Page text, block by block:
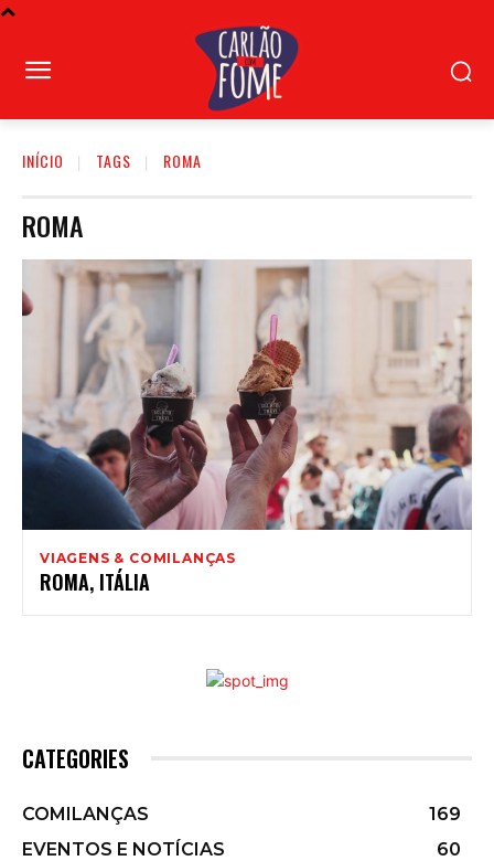
INÍCIO TAGS ROMA
ROMA
VIAGENS & COMILANÇAS
ROMA, ITÁLIA
CATEGORIES
COMILANÇAS
169
EVENTOS E NOTÍCIAS
60